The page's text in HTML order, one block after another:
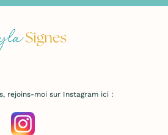
rejoins-moi sur Instagram ici :